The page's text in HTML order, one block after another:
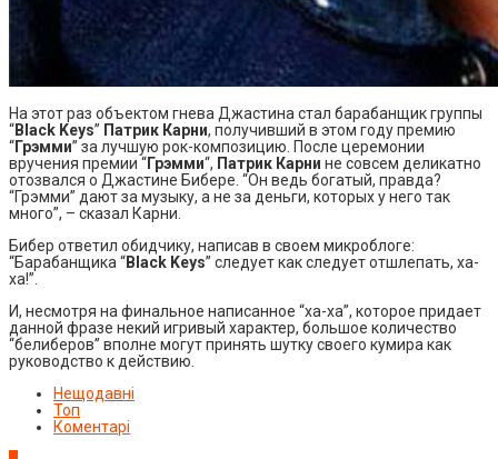
На этот раз объектом гнева Джастина стал барабанщик группы
“Black Keys” Патрик Карни, получивший в этом году премию
“Грэмми” за лучшую рок-композицию. После церемонии
вручения премии “Грэмми“, Патрик Карни не совсем деликатно
отозвался о Джастине Бибере. “Он ведь богатый, правда?
“Грэмми” дают за музыку, а не за деньги, которых у него так
много”, – сказал Карни.
Бибер ответил обидчику, написав в своем микроблоге:
“Барабанщика “Black Keys” следует как следует отшлепать, ха-
ха!”.
И, несмотря на финальное написанное “ха-ха”, которое придает
данной фразе некий игривый характер, большое количество
“белиберов” вполне могут принять шутку своего кумира как
руководство к действию.
Нещодавні
Топ
Коментарі